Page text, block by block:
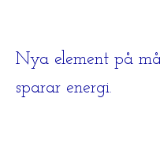
Nya element på
sparar energi.